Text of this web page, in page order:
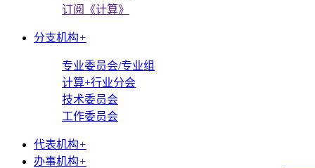
订阅《计算》
分支机构+
专业委员会/专业组
计算+行业分会
技术委员会
工作委员会
代表机构+
办事机构+